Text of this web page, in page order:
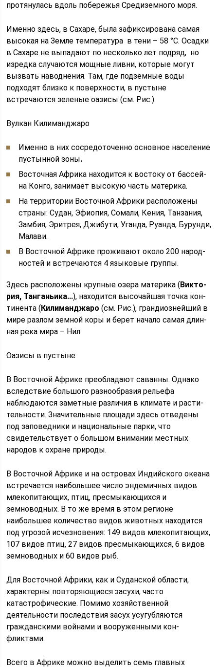
протянулась вдоль побережья Средиземного моря.
Именно здесь, в Сахаре, была зафиксирована самая
высокая на Земле темпе­ратура в тени – 58 °С. Осадки
в Сахаре не выпадают по несколько лет под­ряд, но
изредка случаются мощные ливни, которые могут
вызвать наводне­ния. Там, где подземные воды
подходят близко к поверхности, в пустыне
встречаются зеленые оазисы (см. Рис.).
Вулкан Килиманджаро
Именно в них сосредоточенно основное население
пустынной зоны.
Во­сточ­ная Аф­ри­ка на­хо­дит­ся к во­сто­ку от бас­сей­
на Конго, за­ни­ма­ет вы­со­кую часть ма­те­ри­ка.
На тер­ри­то­рии Во­сточ­ной Аф­ри­ки рас­по­ло­же­ны
стра­ны: Судан, Эфи­о­пия, Со­ма­ли, Кения, Тан­за­ния,
Зам­бия, Эритрея, Джи­бу­ти, Уган­да, Ру­ан­да, Бу­рун­ди,
Ма­ла­ви.
В Во­сточ­ной Аф­ри­ке про­жи­ва­ют около 200 на­род­
но­стей и встре­ча­ют­ся 4 язы­ко­вые груп­пы.
Здесь рас­по­ло­же­ны круп­ные озера ма­те­ри­ка (Вик­то­
рия, Тан­га­ньи­ка...), на­хо­дит­ся вы­со­чай­шая точка кон­
ти­нен­та (Ки­ли­ман­джа­ро(см. Рис.), гран­ди­оз­ней­ший в
мире раз­лом зем­ной коры и берет на­ча­ло самая длин­
ная река мира – Нил.
Оазисы в пустыне
В Восточной Африке преобладают саванны. Однако
вследствие большого разнообразия рельефа
наблюдаются заметные различия в климате и расти­
тельности. Значительные площади здесь отведены
под заповедники и нацио­нальные парки, что
свидетельствует о большом внимании местных
народов к охране природы.
В Восточной Африке и на островах Индийского океана
встречается наиболь­шее число эндемичных видов
млекопитающих, птиц, пресмыкающихся и
земноводных. В то же время в этом регионе
наибольшее количество видов животных находится
под угрозой исчезновения: 149 видов млекопитающих,
107 видов птиц, 27 видов пресмыкающихся, 6 видов
земноводных и 60 видов рыб.
Для Восточной Африки, как и Суданской области,
характерны повторяющие­ся засухи, часто
катастрофические. Помимо хозяйственной
деятельности по­следствия засух усугубляются
гражданскими войнами и вооруженными кон­
фликтами.
Всего в Африке можно выделить семь главных